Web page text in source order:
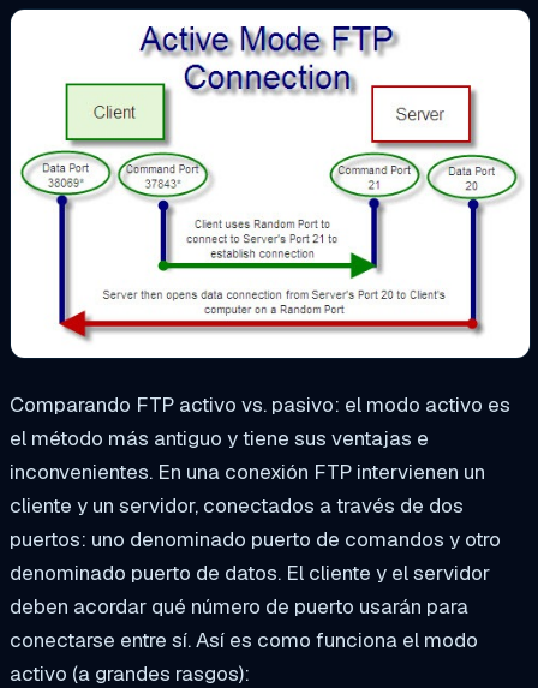
Comparando FTP activo vs. pasivo: el modo activo es
el método más antiguo y tiene sus ventajas e
inconvenientes. En una conexión FTP intervienen un
cliente y un servidor, conectados a través de dos
puertos: uno denominado puerto de comandos y otro
denominado puerto de datos. El cliente y el servidor
deben acordar qué número de puerto usarán para
conectarse entre sí. Así es como funciona el modo
activo (a grandes rasgos):